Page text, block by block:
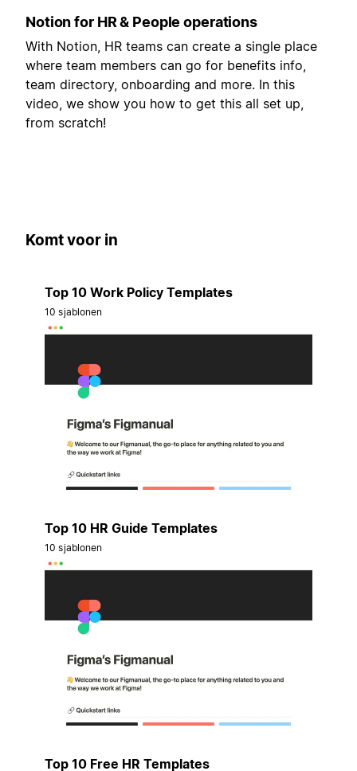
Notion for HR & People operations
With Notion, HR teams can create a single place
where team members can go for benefits info,
team directory, onboarding and more. In this
video, we show you how to get this all set up,
from scratch!
Komt voor in
Top 10 Work Policy Templates
10 sjablonen
Top 10 HR Guide Templates
10 sjablonen
Top 10 Free HR Templates